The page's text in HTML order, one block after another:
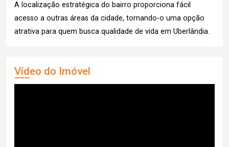
A localização estratégica do bairro proporciona fácil
acesso a outras áreas da cidade, tornando-o uma opção
atrativa para quem busca qualidade de vida em Uberlândia.
Vídeo do Imóvel